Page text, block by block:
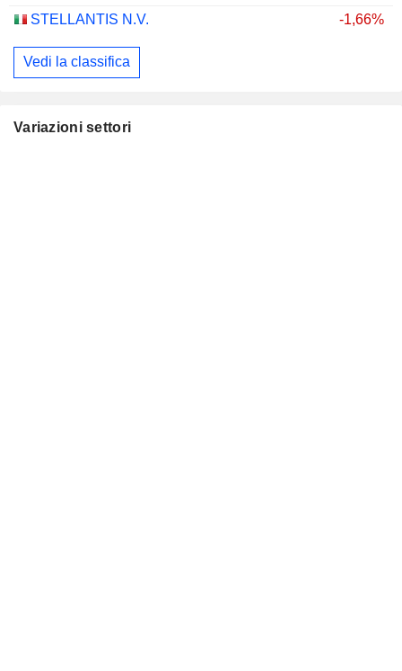
STELLANTIS N.V.
-1,66%
Vedi la classifica
Variazioni settori